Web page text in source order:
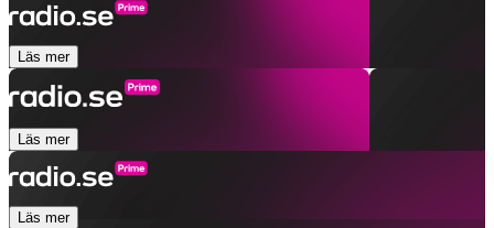
Läs mer
Läs mer
Läs mer